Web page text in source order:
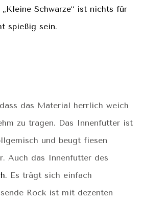
Schwarze“ ist nichts für
spießig sein.
das Material herrlich weich
zu tragen. Das Innenfutter ist
und beugt fiesen
Auch das Innenfutter des
. Es trägt sich einfach
Rock ist mit dezenten